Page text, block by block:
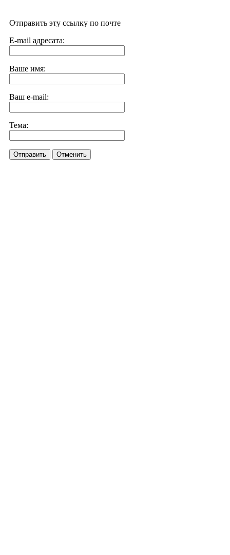
Отправить эту ссылку по почте
E-mail адресата:
Ваше имя:
Ваш e-mail:
Тема:
Отправить Отменить